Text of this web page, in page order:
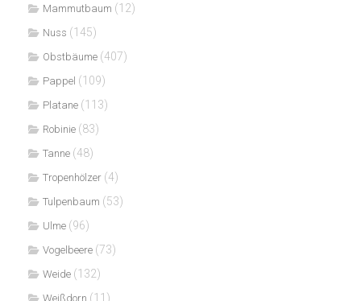
Mammutbaum (12)
Nuss (145)
Obstbäume (407)
Pappel (109)
Platane (113)
Robinie (83)
Tanne (48)
Tropenhölzer (4)
Tulpenbaum (53)
Ulme (96)
Vogelbeere (73)
Weide (132)
Weißdorn (11)